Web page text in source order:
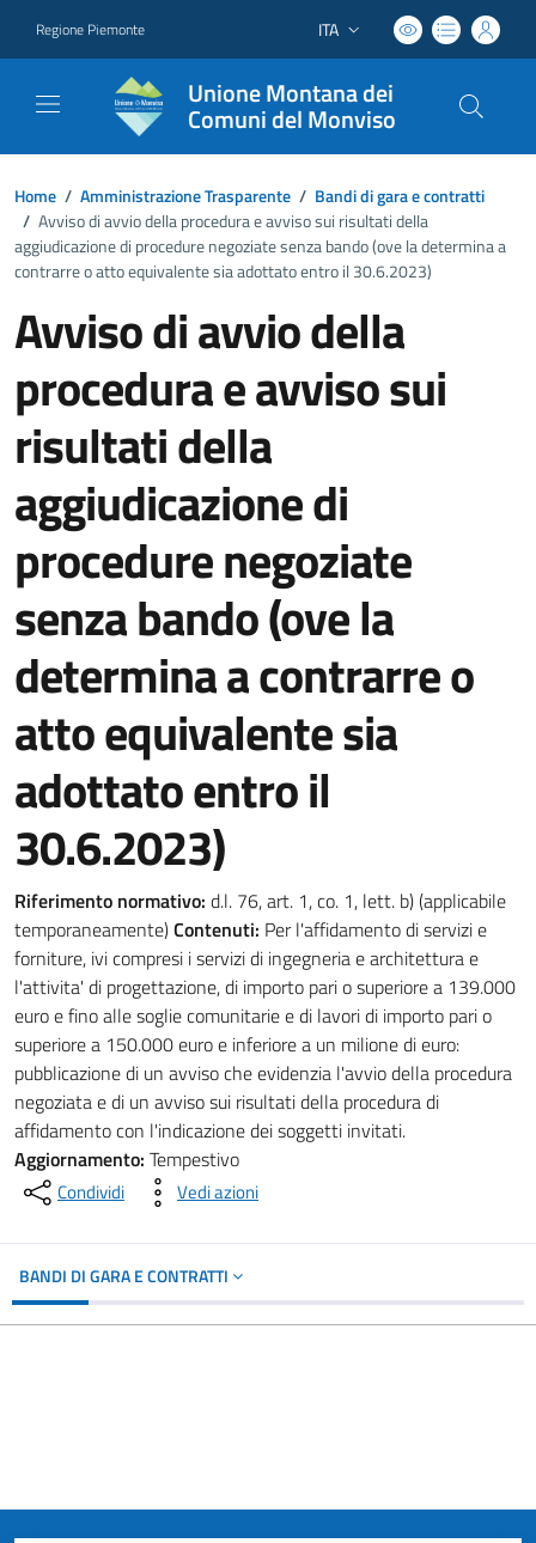
Regione Piemonte Lingua attiva:
ITA
Unione Montana dei
Comuni del Monviso
Home / Amministrazione Trasparente / Bandi di gara e contratti
/ Avviso di avvio della procedura e avviso sui risultati della
aggiudicazione di procedure negoziate senza bando (ove la determina a
contrarre o atto equivalente sia adottato entro il 30.6.2023)
Avviso di avvio della
procedura e avviso sui
risultati della
aggiudicazione di
procedure negoziate
senza bando (ove la
determina a contrarre o
atto equivalente sia
adottato entro il
30.6.2023)
Riferimento normativo: d.l. 76, art. 1, co. 1, lett. b) (applicabile
temporaneamente)Contenuti: Per l'affidamento di servizi e
forniture, ivi compresi i servizi di ingegneria e architettura e
l'attivita' di progettazione, di importo pari o superiore a 139.000
euro e fino alle soglie comunitarie e di lavori di importo pari o
superiore a 150.000 euro e inferiore a un milione di euro:
pubblicazione di un avviso che evidenzia l'avvio della procedura
negoziata e di un avviso sui risultati della procedura di
affidamento con l'indicazione dei soggetti invitati.
Aggiornamento: Tempestivo
Condividi Vedi azioni
BANDI DI GARA E CONTRATTI